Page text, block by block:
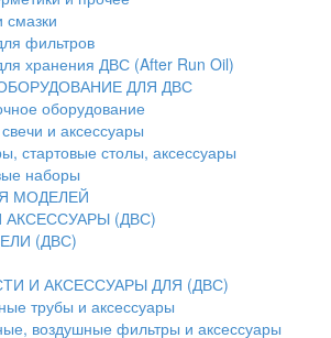
фильтров
хранения ДВС (After Run Oil)
ДЛЯ ДВС
оборудование
и аксессуары
стартовые столы, аксессуары
наборы
МОДЕЛЕЙ
АКСЕССУАРЫ (ДВС)
(ДВС)
И АКСЕССУАРЫ ДЛЯ (ДВС)
трубы и аксессуары
воздушные фильтры и аксессуары